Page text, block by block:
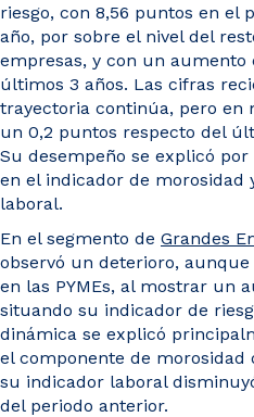
riesgo, con 8,56 puntos en el
año, por sobre el nivel del
empresas, y con un aumento
últimos 3 años. Las cifras
trayectoria continúa, pero en
un 0,2 puntos respecto del
Su desempeño se explicó
en el indicador de morosidad
laboral.
En el segmento de Grandes
observó un deterioro,
en las PYMEs, al mostrar un
situando su indicador de
dinámica se explicó
el componente de morosidad
su indicador laboral
del periodo anterior.